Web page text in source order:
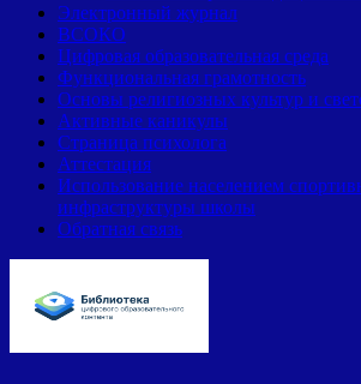
Электронный журнал
ВСОКО
Цифровая образовательная среда
Функциональная грамотность
Основы религиозных культур и
Активные каникулы
Страница психолога
Аттестация
Использование населением
инфраструктуры школы
Обратная связь